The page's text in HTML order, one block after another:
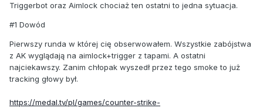
Triggerbot oraz Aimlock chociaż ten ostatni to jedna sytuacja.
#1 Dowód
Pierwszy runda w której cię obserwowałem. Wszystkie zabójstwa
z AK wyglądają na aimlock+trigger z tapami. A ostatni
najciekawszy. Zanim chłopak wyszedł przez tego smoke to już
tracking głowy był.
https://medal.tv/pl/games/counter-strike-